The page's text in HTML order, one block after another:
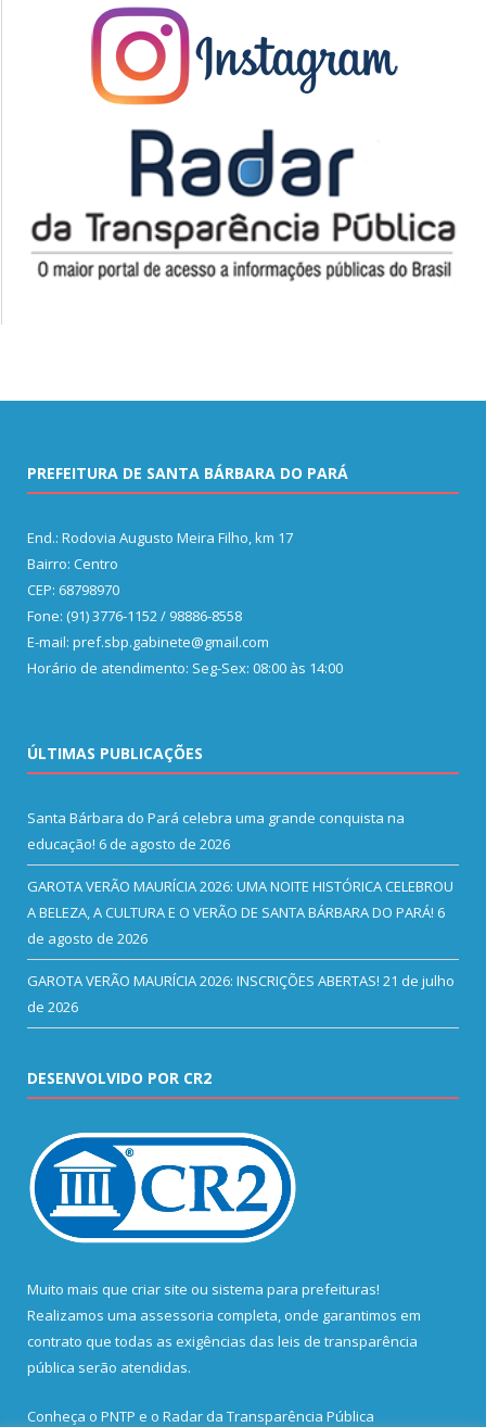
PREFEITURA DE SANTA BÁRBARA DO PARÁ
End.: Rodovia Augusto Meira Filho, km 17
Bairro: Centro
CEP: 68798970
Fone: (91) 3776-1152 / 98886-8558
E-mail: pref.sbp.gabinete@gmail.com
Horário de atendimento: Seg-Sex: 08:00 às 14:00
ÚLTIMAS PUBLICAÇÕES
Santa Bárbara do Pará celebra uma grande conquista na
educação! 6 de agosto de 2026
GAROTA VERÃO MAURÍCIA 2026: UMA NOITE HISTÓRICA CELEBROU
A BELEZA, A CULTURA E O VERÃO DE SANTA BÁRBARA DO PARÁ! 6
de agosto de 2026
GAROTA VERÃO MAURÍCIA 2026: INSCRIÇÕES ABERTAS! 21 de julho
de 2026
DESENVOLVIDO POR CR2
Muito mais que criar site ou sistema para prefeituras!
Realizamos uma assessoria completa, onde garantimos em
contrato que todas as exigências das leis de transparência
pública serão atendidas.
Conheça o PNTP e o Radar da Transparência Pública